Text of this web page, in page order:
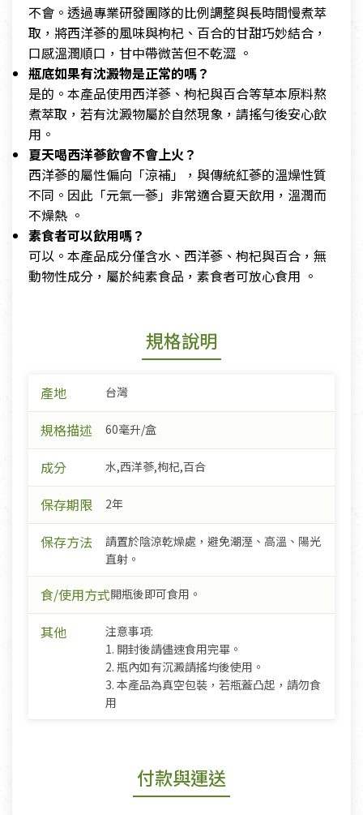
不會。透過專業研發團隊的比例調整與長時間慢煮萃
取，將西洋蔘的風味與枸杞、百合的甘甜巧妙結合，
口感溫潤順口，甘中帶微苦但不乾澀 。
瓶底如果有沈澱物是正常的嗎？
是的。本產品使用西洋蔘、枸杞與百合等草本原料熬
煮萃取，若有沈澱物屬於自然現象，請搖勻後安心飲
用。
夏天喝西洋蔘飲會不會上火？
西洋蔘的屬性偏向「涼補」，與傳統紅蔘的溫燥性質
不同。因此「元氣一蔘」非常適合夏天飲用，溫潤而
不燥熱 。
素食者可以飲用嗎？
可以。本產品成分僅含水、西洋蔘、枸杞與百合，無
動物性成分，屬於純素食品，素食者可放心食用 。
規格說明
產地 台灣
規格描述 60毫升/盒
成分 水,西洋蔘,枸杞,百合
保存期限 2年
保存方法
請置於陰涼乾燥處，避免潮溼、高溫、陽光
直射。
食/使用方式開瓶後即可食用。
其他
注意事項:
1. 開封後請儘速食用完畢。
2. 瓶內如有沉澱請搖均後使用。
3. 本產品為真空包裝，若瓶蓋凸起，請勿食
用
付款與運送